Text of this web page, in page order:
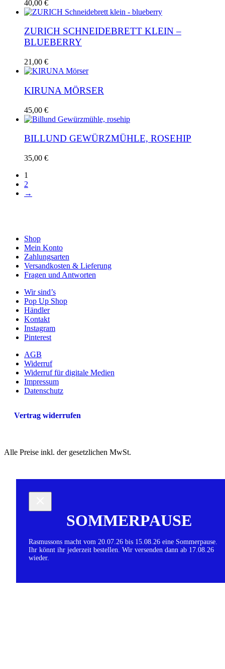
40,00 €
ZURICH SCHNEIDEBRETT KLEIN –
BLUEBERRY
21,00 €
KIRUNA MÖRSER
45,00 €
BILLUND GEWÜRZMÜHLE, ROSEHIP
35,00 €
1
2
→
Shop
Mein Konto
Zahlungsarten
Versandkosten & Lieferung
Fragen und Antworten
Wir sind’s
Pop Up Shop
Händler
Kontakt
Instagram
Pinterest
AGB
Widerruf
Widerruf für digitale Medien
Impressum
Datenschutz
Vertrag widerrufen
Alle Preise inkl. der gesetzlichen MwSt.
SOMMERPAUSE
Rasmussons macht vom 20.07.26 bis 15.08.26 eine Sommerpause.
Ihr könnt ihr jederzeit bestellen. Wir versenden dann ab 17.08.26
wieder.